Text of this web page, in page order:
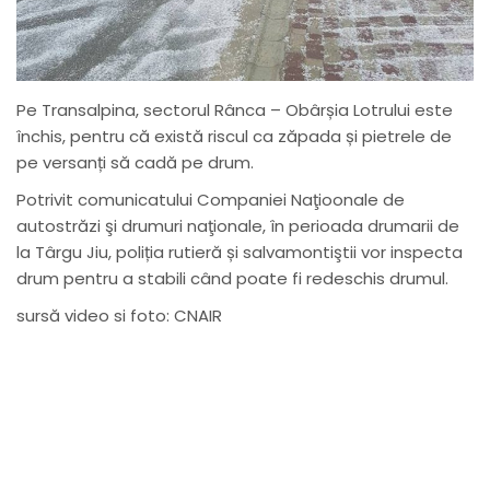
Pe Transalpina, sectorul Rânca – Obârșia Lotrului este
închis, pentru că există riscul ca zăpada și pietrele de
pe versanți să cadă pe drum.
Potrivit comunicatului Companiei Naţioonale de
autostrăzi şi drumuri naţionale, în perioada drumarii de
la Târgu Jiu, poliția rutieră și salvamontiştii vor inspecta
drum pentru a stabili când poate fi redeschis drumul.
sursă video si foto: CNAIR